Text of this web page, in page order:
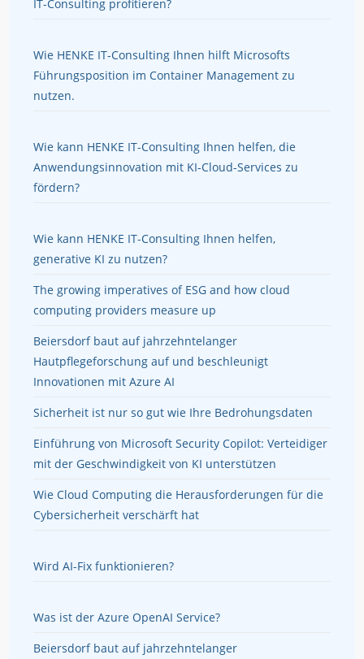
IT-Consulting profitieren?
Wie HENKE IT-Consulting Ihnen hilft Microsofts
Führungsposition im Container Management zu
nutzen.
Wie kann HENKE IT-Consulting Ihnen helfen, die
Anwendungsinnovation mit KI-Cloud-Services zu
fördern?
Wie kann HENKE IT-Consulting Ihnen helfen,
generative KI zu nutzen?
The growing imperatives of ESG and how cloud
computing providers measure up
Beiersdorf baut auf jahrzehntelanger
Hautpflegeforschung auf und beschleunigt
Innovationen mit Azure AI
Sicherheit ist nur so gut wie Ihre Bedrohungsdaten
Einführung von Microsoft Security Copilot: Verteidiger
mit der Geschwindigkeit von KI unterstützen
Wie Cloud Computing die Herausforderungen für die
Cybersicherheit verschärft hat
Wird AI-Fix funktionieren?
Was ist der Azure OpenAI Service?
Beiersdorf baut auf jahrzehntelanger